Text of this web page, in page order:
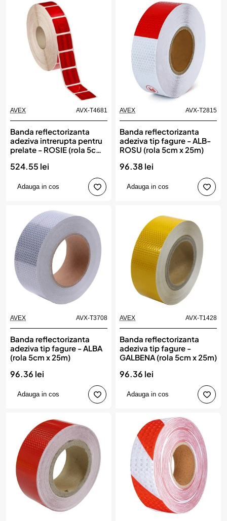
AVEX AVX-T4681
Banda reflectorizanta
adeziva intrerupta pentru
prelate - ROSIE (rola 5cm
524.55 lei
Adauga in cos
AVEX AVX-T2815
Banda reflectorizanta
adeziva tip fagure - ALB-
ROSU (rola 5cm x 25m)
96.38 lei
Adauga in cos
AVEX AVX-T3708
Banda reflectorizanta
adeziva tip fagure - ALBA
(rola 5cm x 25m)
96.36 lei
Adauga in cos
AVEX AVX-T1428
Banda reflectorizanta
adeziva tip fagure -
GALBENA (rola 5cm x 25m)
96.36 lei
Adauga in cos